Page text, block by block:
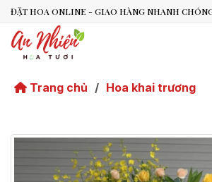
Trang chủ / Hoa khai trương
An Nhiên Flowers
Vừa xong
Bạn có thể để lại yêu cầu, mình sẽ phản hồi sớm.